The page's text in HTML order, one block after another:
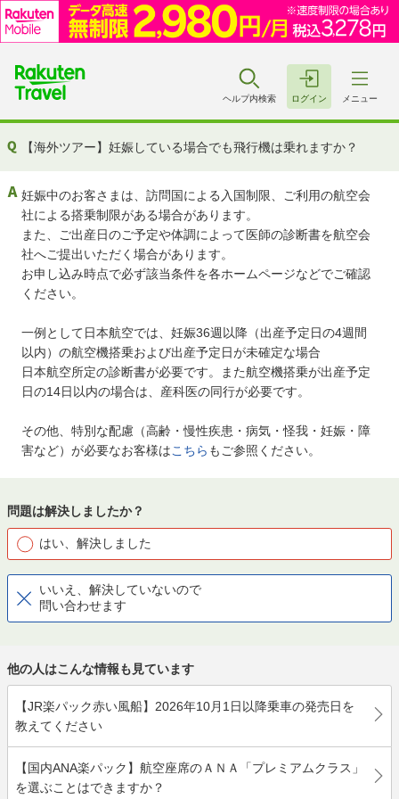
ヘルプ内検索 ログイン メニュー
【海外ツアー】妊娠している場合でも飛行機は乗れますか？
妊娠中のお客さまは、訪問国による入国制限、ご利用の航空会
社による搭乗制限がある場合があります。
また、ご出産日のご予定や体調によって医師の診断書を航空会
社へご提出いただく場合があります。
お申し込み時点で必ず該当条件を各ホームページなどでご確認
ください。
一例として日本航空では、妊娠36週以降（出産予定日の4週間
以内）の航空機搭乗および出産予定日が未確定な場合
日本航空所定の診断書が必要です。また航空機搭乗が出産予定
日の14日以内の場合は、産科医の同行が必要です。
その他、特別な配慮（高齢・慢性疾患・病気・怪我・妊娠・障
害など）が必要なお客様はこちら もご参照ください。
問題は解決しましたか？
はい、解決しました
いいえ、解決していないので
問い合わせます
他の人はこんな情報も見ています
【JR楽パック赤い風船】2026年10月1日以降乗車の発売日を
教えてください
【国内ANA楽パック】航空座席のＡＮＡ「プレミアムクラス」
を選ぶことはできますか？